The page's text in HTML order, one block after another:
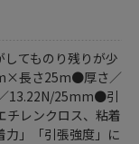
てものり残りが少
長さ25m●厚さ／
13.22N/25mm●引
レンクロス、粘着
」「引張強度」に